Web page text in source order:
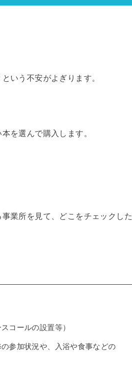
いう不安がよぎります。
を選んで購入します。
業所を見て、どこをチェックした
コールの設置等）
参加状況や、入浴や食事などの